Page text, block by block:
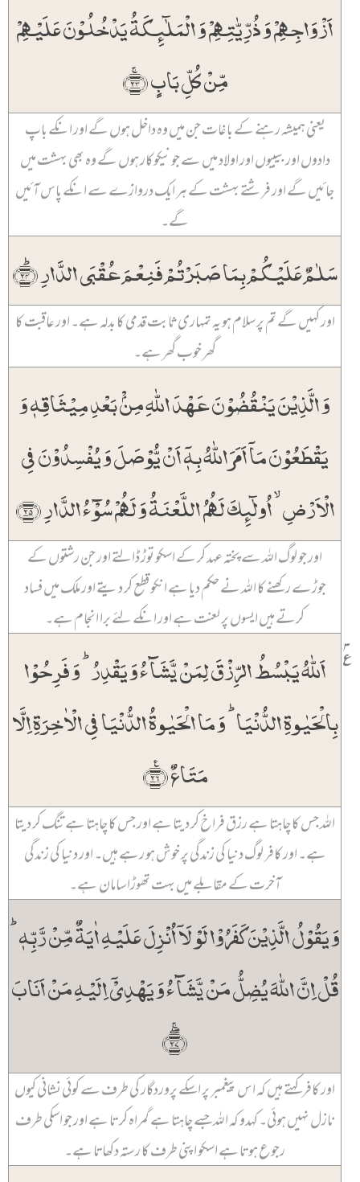
اَزۡوَاجِہِمۡ وَ ذُرِّیّٰتِہِمۡ وَ الۡمَلٰٓئِکَۃُ یَدۡخُلُوۡنَ عَلَیۡہِمۡ
مِّنۡ کُلِّ بَابٍ ﴿ۚ۲۳﴾
یعنی ہمیشہ رہنے کے باغات جن میں وہ داخل ہوں گے اور انکے باپ
دادوں اور بیبیوں اور اولاد میں سے جو نیکوکار ہوں گے وہ بھی بہشت میں
جائیں گے اور فرشتے بہشت کے ہر ایک دروازے سے انکے پاس آئیں
گے۔
سَلٰمٌ عَلَیۡکُمۡ بِمَا صَبَرۡتُمۡ فَنِعۡمَ عُقۡبَی الدَّارِ ﴿ؕ۲۴﴾
اور کہیں گے تم پر سلام ہو یہ تمہاری ثابت قدمی کا بدلہ ہے۔ اور عاقبت کا
گھر خوب گھر ہے۔
وَ الَّذِیۡنَ یَنۡقُضُوۡنَ عَہۡدَ اللّٰہِ مِنۡۢ بَعۡدِ مِیۡثَاقِہٖ وَ
یَقۡطَعُوۡنَ مَاۤ اَمَرَ اللّٰہُ بِہٖۤ اَنۡ یُّوۡصَلَ وَ یُفۡسِدُوۡنَ فِی
الۡاَرۡضِ ۙ اُولٰٓئِکَ لَہُمُ اللَّعۡنَۃُ وَ لَہُمۡ سُوۡٓءُ الدَّارِ ﴿۲۵﴾
اور جو لوگ اللہ سے پختہ عہد کر کے اسکو توڑ ڈالتے اور جن رشتوں کے
جوڑے رکھنے کا اللہ نے حکم دیا ہے انکو قطع کر دیتے اور ملک میں فساد
کرتے ہیں ایسوں پر لعنت ہے اور انکے لئے برا انجام ہے۔
اَللّٰہُ یَبۡسُطُ الرِّزۡقَ لِمَنۡ یَّشَآءُ وَ یَقۡدِرُ ؕ وَ فَرِحُوۡا
بِالۡحَیٰوۃِ الدُّنۡیَا ؕ وَ مَا الۡحَیٰوۃُ الدُّنۡیَا فِی الۡاٰخِرَۃِ اِلَّا
مَتَاعٌ ﴿٪۲۶﴾
۳
اللہ جس کا چاہتا ہے رزق فراخ کر دیتا ہے اور جس کا چاہتا ہے تنگ کر دیتا
ہے۔ اور کافر لوگ دنیا کی زندگی پر خوش ہو رہے ہیں۔ اور دنیا کی زندگی
آخرت کے مقابلے میں بہت تھوڑا سامان ہے۔
وَ یَقُوۡلُ الَّذِیۡنَ کَفَرُوۡا لَوۡ لَاۤ اُنۡزِلَ عَلَیۡہِ اٰیَۃٌ مِّنۡ رَّبِّہٖ ؕ
قُلۡ اِنَّ اللّٰہَ یُضِلُّ مَنۡ یَّشَآءُ وَ یَہۡدِیۡۤ اِلَیۡہِ مَنۡ اَنَابَ
﴿ۖۚ۲۷﴾
اور کافر کہتے ہیں کہ اس پیغمبر پر اسکے پروردگار کی طرف سے کوئی نشانی کیوں
نازل نہیں ہوئی۔ کہدو کہ اللہ جسے چاہتا ہے گمراہ کر تا ہے اور جو اسکی طرف
رجوع ہوتا ہے اسکو اپنی طرف کا رستہ دکھاتا ہے۔